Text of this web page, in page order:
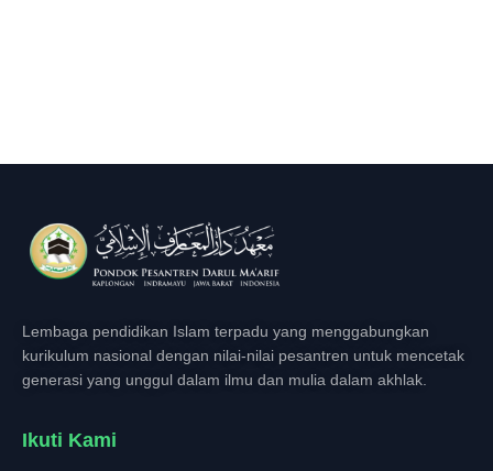
Lembaga pendidikan Islam terpadu yang menggabungkan
kurikulum nasional dengan nilai-nilai pesantren untuk mencetak
generasi yang unggul dalam ilmu dan mulia dalam akhlak.
Ikuti Kami